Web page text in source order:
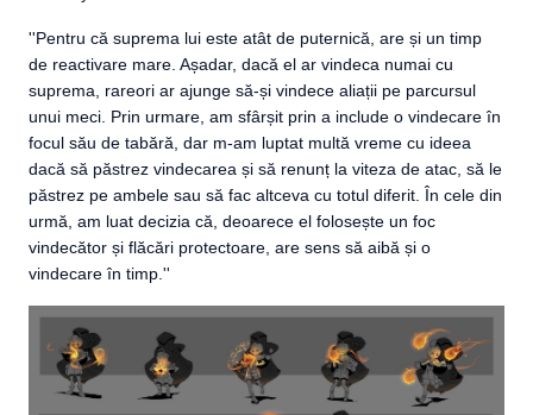
''Pentru că suprema lui este atât de puternică, are și un timp
de reactivare mare. Așadar, dacă el ar vindeca numai cu
suprema, rareori ar ajunge să-și vindece aliații pe parcursul
unui meci. Prin urmare, am sfârșit prin a include o vindecare în
focul său de tabără, dar m-am luptat multă vreme cu ideea
dacă să păstrez vindecarea și să renunț la viteza de atac, să le
păstrez pe ambele sau să fac altceva cu totul diferit. În cele din
urmă, am luat decizia că, deoarece el folosește un foc
vindecător și flăcări protectoare, are sens să aibă și o
vindecare în timp.''